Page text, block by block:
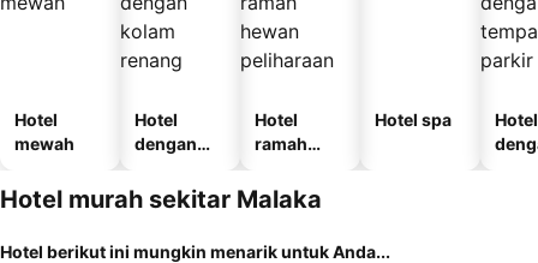
Hotel
mewah
Hotel
dengan
renang
Hotel
ramah
peliharaan
Hotel spa
Hotel
Hotel murah sekitar Malaka
Hotel berikut ini mungkin menarik untuk Anda...